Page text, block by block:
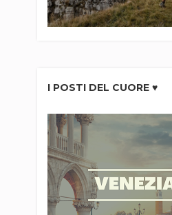
I POSTI DEL CUORE ♥